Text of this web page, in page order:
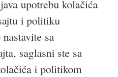
upotrebu kolačića
i politiku
sa
saglasni ste sa
i politikom